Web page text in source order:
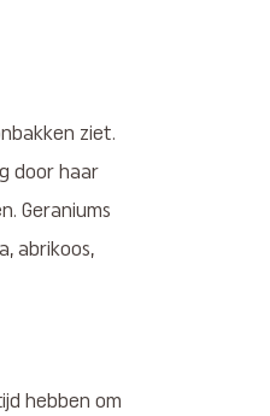
ziet.
door haar
Geraniums
abrikoos,
hebben om